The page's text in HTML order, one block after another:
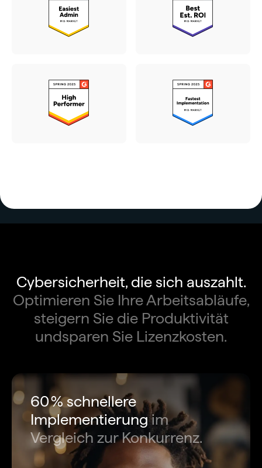
Cybersicherheit, die sich auszahlt.
Optimieren Sie Ihre Arbeitsabläufe,
steigern Sie die Produktivität
undsparen Sie Lizenzkosten.
60 % schnellere
Implementierungim
Vergleich zur Konkurrenz.